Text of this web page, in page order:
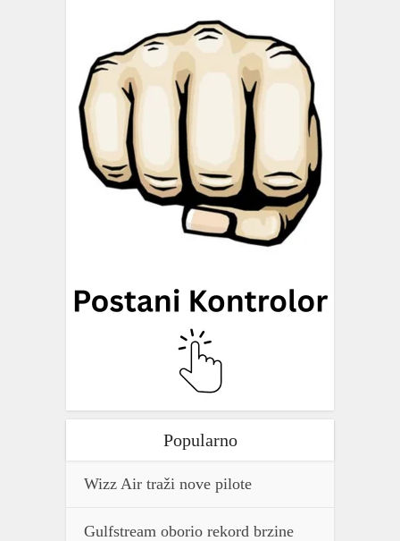
Popularno
Wizz Air traži nove pilote
Gulfstream oborio rekord brzine